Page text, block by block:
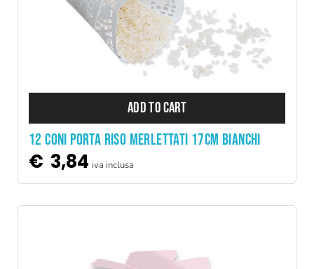
ADD TO CART
12 CONI PORTA RISO MERLETTATI 17CM BIANCHI
€ 3,84 iva inclusa